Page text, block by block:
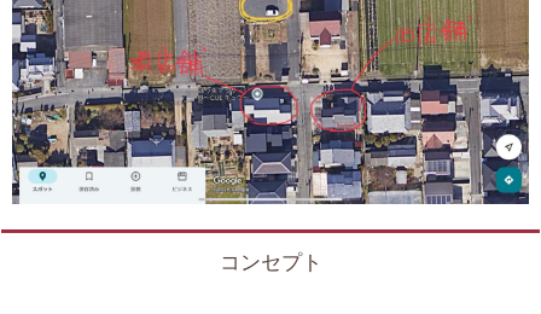
コンセプト